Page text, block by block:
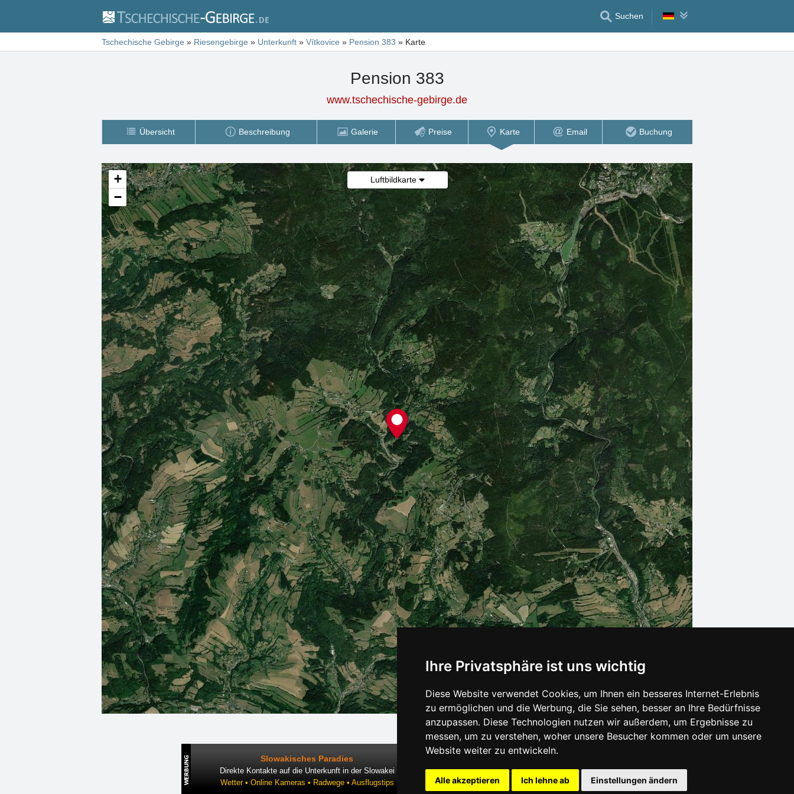
Ihre Privatsphäre ist uns wichtig
Diese Website verwendet Cookies, um Ihnen ein besseres Internet-Erlebnis
zu ermöglichen und die Werbung, die Sie sehen, besser an Ihre Bedürfnisse
anzupassen. Diese Technologien nutzen wir außerdem, um Ergebnisse zu
messen, um zu verstehen, woher unsere Besucher kommen oder um unsere
Website weiter zu entwickeln.
Alle akzeptieren Ich lehne ab Einstellungen ändern
Suchen
Tschechische Gebirge » Riesengebirge » Unterkunft » Vítkovice » Pension 383 » Karte
Pension 383
www.tschechische-gebirge.de
Übersicht Beschreibung Galerie Preise Karte Email Buchung
Luftbildkarte
+
−
Leaflet| © Ersi World Imagery
Slowakisches Paradies
Direkte Kontakte auf die Unterkunft in der Slowakei
Wetter • Online Kameras • Radwege • Ausflugstips